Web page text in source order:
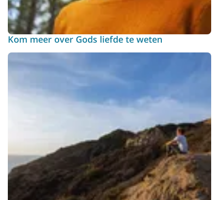
Kom meer over Gods liefde te weten